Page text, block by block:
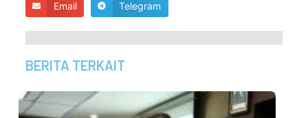
Email Telegram
BERITA TERKAIT